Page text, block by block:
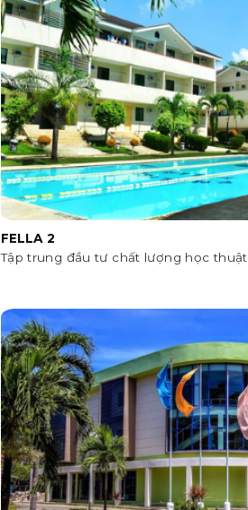
FELLA 2
Tập trung đầu tư chất lượng học thuật